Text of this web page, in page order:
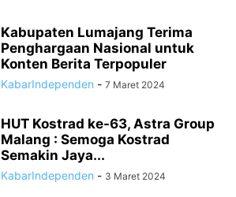
Kabupaten Lumajang Terima
Penghargaan Nasional untuk
Konten Berita Terpopuler
KabarIndependen - 7 Maret 2024
HUT Kostrad ke-63, Astra Group
Malang : Semoga Kostrad
Semakin Jaya...
KabarIndependen - 3 Maret 2024